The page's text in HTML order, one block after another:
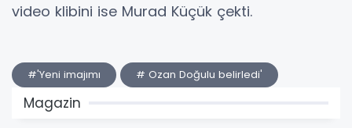
video klibini ise Murad Küçük çekti.
#'Yeni imajımı # Ozan Doğulu belirledi'
Magazin